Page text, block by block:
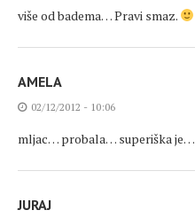
više od badema… Pravi smaz.
AMELA
02/12/2012 - 10:06
mljac… probala… superiška je…
JURAJ